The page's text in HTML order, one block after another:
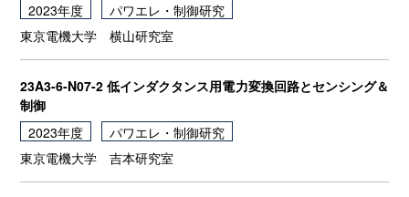
2023年度
パワエレ・制御研究
東京電機大学
横山研究室
23A3-6-N07-2 低インダクタンス用電力変換回路とセンシング＆
制御
2023年度
パワエレ・制御研究
東京電機大学
吉本研究室